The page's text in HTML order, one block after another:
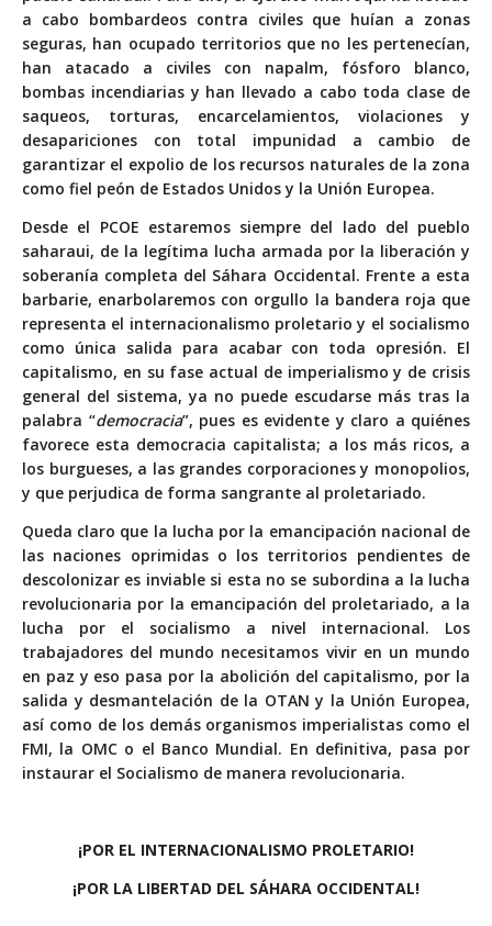
a cabo bombardeos contra civiles que huían a zonas
seguras, han ocupado territorios que no les pertenecían,
han atacado a civiles con napalm, fósforo blanco,
bombas incendiarias y han llevado a cabo toda clase de
saqueos, torturas, encarcelamientos, violaciones y
desapariciones con total impunidad a cambio de
garantizar el expolio de los recursos naturales de la zona
como fiel peón de Estados Unidos y la Unión Europea.
Desde el PCOE estaremos siempre del lado del pueblo
saharaui, de la legítima lucha armada por la liberación y
soberanía completa del Sáhara Occidental. Frente a esta
barbarie, enarbolaremos con orgullo la bandera roja que
representa el internacionalismo proletario y el socialismo
como única salida para acabar con toda opresión. El
capitalismo, en su fase actual de imperialismo y de crisis
general del sistema, ya no puede escudarse más tras la
palabra “democracia”, pues es evidente y claro a quiénes
favorece esta democracia capitalista; a los más ricos, a
los burgueses, a las grandes corporaciones y monopolios,
y que perjudica de forma sangrante al proletariado.
Queda claro que la lucha por la emancipación nacional de
las naciones oprimidas o los territorios pendientes de
descolonizar es inviable si esta no se subordina a la lucha
revolucionaria por la emancipación del proletariado, a la
lucha por el socialismo a nivel internacional. Los
trabajadores del mundo necesitamos vivir en un mundo
en paz y eso pasa por la abolición del capitalismo, por la
salida y desmantelación de la OTAN y la Unión Europea,
así como de los demás organismos imperialistas como el
FMI, la OMC o el Banco Mundial. En definitiva, pasa por
instaurar el Socialismo de manera revolucionaria.
¡POR EL INTERNACIONALISMO PROLETARIO!
¡POR LA LIBERTAD DEL SÁHARA OCCIDENTAL!